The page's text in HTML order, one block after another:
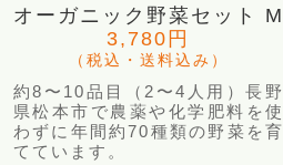
オーガニック野菜セット M
3,780円
（税込・送料込み）
約8〜10品目（2〜4人用）長野
県松本市で農薬や化学肥料を使
わずに年間約70種類の野菜を育
てています。